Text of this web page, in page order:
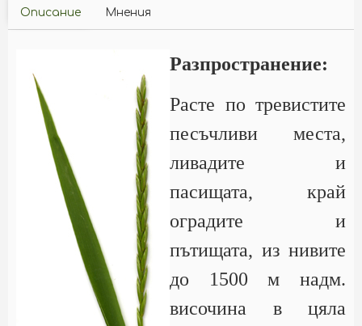
Описание Мнения
Разпространение:
Расте по тревистите
песъчливи места,
ливадите и
пасищата, край
оградите и
пътищата, из нивите
до 1500 м надм.
височина в цяла